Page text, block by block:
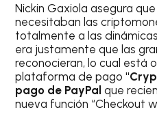
Nickin Gaxiola asegura
necesitaban las
totalmente a las
era justamente que las
reconocieran, lo cual está
plataforma de pago
pago de PayPalque
nueva función “Checkout